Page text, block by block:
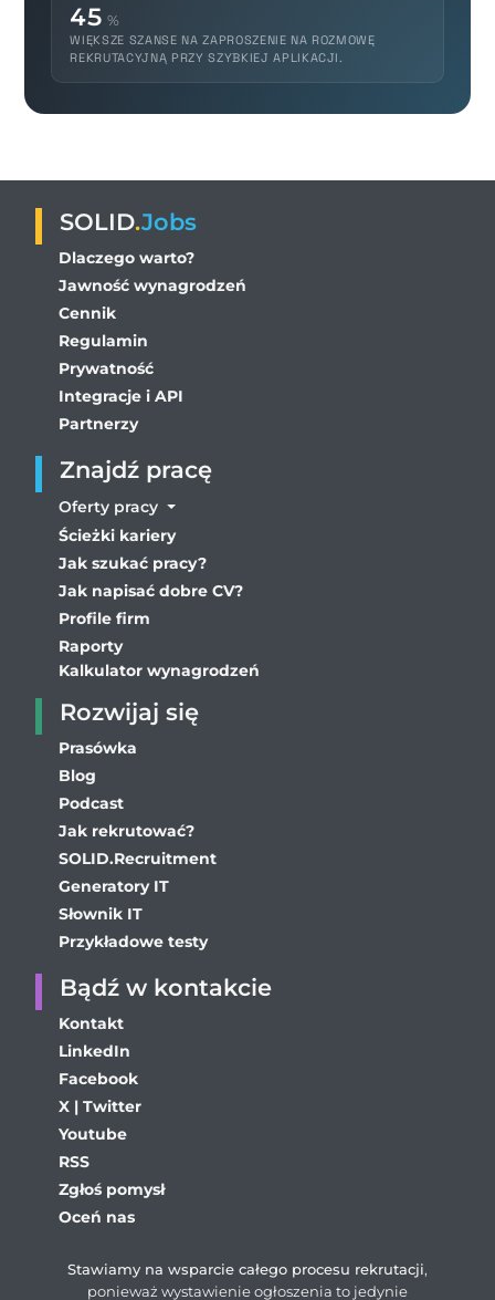
45 %
WIĘKSZE SZANSE NA ZAPROSZENIE NA ROZMOWĘ
REKRUTACYJNĄ PRZY SZYBKIEJ APLIKACJI.
SOLID.Jobs
Dlaczego warto?
Jawność wynagrodzeń
Cennik
Regulamin
Prywatność
Integracje i API
Partnerzy
Znajdź pracę
Oferty pracy
Ścieżki kariery
Jak szukać pracy?
Jak napisać dobre CV?
Profile firm
Raporty
Kalkulator wynagrodzeń
Rozwijaj się
Prasówka
Blog
Podcast
Jak rekrutować?
SOLID.Recruitment
Generatory IT
Słownik IT
Przykładowe testy
Bądź w kontakcie
Kontakt
LinkedIn
Facebook
X | Twitter
Youtube
RSS
Zgłoś pomysł
Oceń nas
Stawiamy na wsparcie całego procesu rekrutacji,
ponieważ wystawienie ogłoszenia to jedynie